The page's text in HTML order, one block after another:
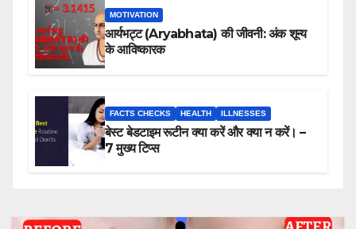
MOTIVATION
आर्यभट्ट (Aryabhata) की जीवनी: अंक शून्य
के आविष्कारक
FACTS CHECKS HEALTH ILLNESSES
बेस्ट बेडटाइम रूटीन क्या करें और क्या न करें। –
7 मुख्य टिप्स